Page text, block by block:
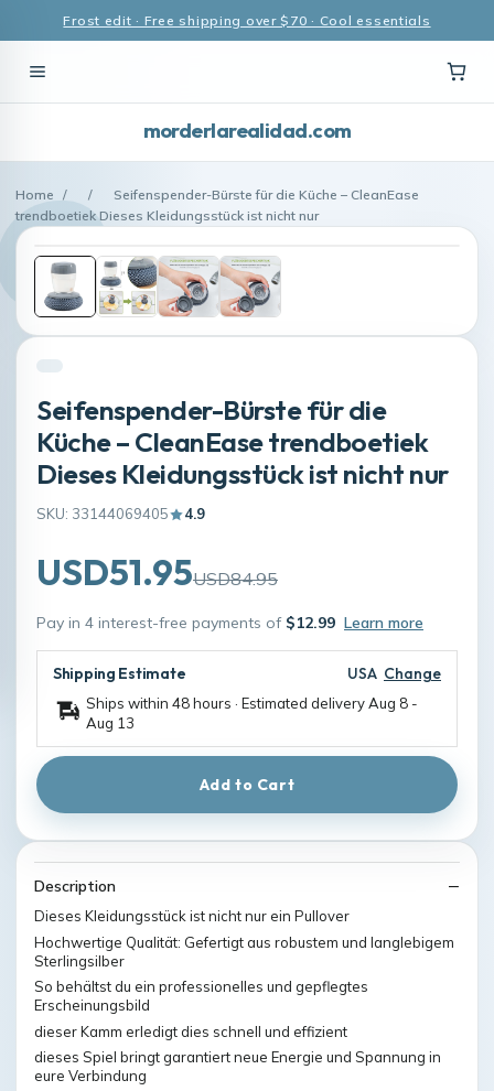
Frost edit · Free shipping over $70 · Cool essentials
morderlarealidad.com
Home / /
Seifenspender-Bürste für die Küche – CleanEase
trendboetiek Dieses Kleidungsstück ist nicht nur
Seifenspender-Bürste für die
Küche – CleanEase trendboetiek
Dieses Kleidungsstück ist nicht nur
SKU: 33144069405 4.9
USD51.95USD84.95
Pay in 4 interest-free payments of $12.99 Learn more
Shipping Estimate USA Change
Ships within 48 hours · Estimated deliveryAug 8 -
Aug 13
Add to Cart
Description
Dieses Kleidungsstück ist nicht nur ein Pullover
Hochwertige Qualität: Gefertigt aus robustem und langlebigem
Sterlingsilber
So behältst du ein professionelles und gepflegtes
Erscheinungsbild
dieser Kamm erledigt dies schnell und effizient
dieses Spiel bringt garantiert neue Energie und Spannung in
eure Verbindung